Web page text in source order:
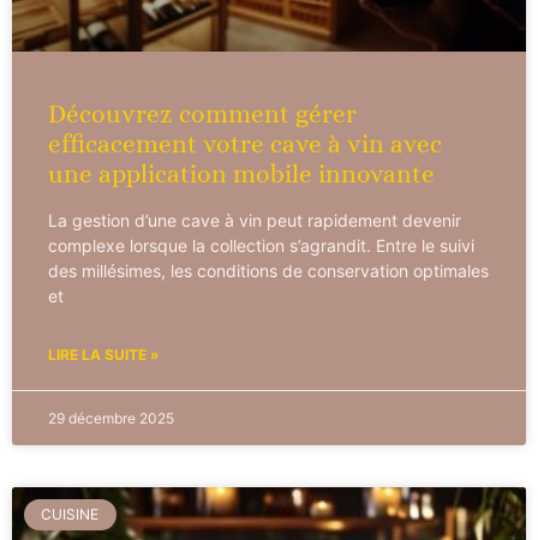
Découvrez comment gérer
efficacement votre cave à vin avec
une application mobile innovante
La gestion d’une cave à vin peut rapidement devenir
complexe lorsque la collection s’agrandit. Entre le suivi
des millésimes, les conditions de conservation optimales
et
LIRE LA SUITE »
29 décembre 2025
CUISINE